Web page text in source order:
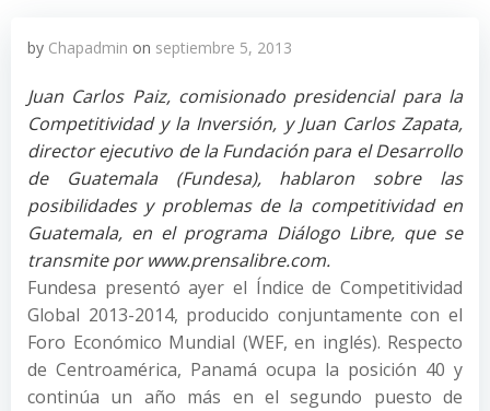
by Chapadmin on septiembre 5, 2013
Juan Carlos Paiz, comisionado presidencial para la
Competitividad y la Inversión, y Juan Carlos Zapata,
director ejecutivo de la Fundación para el Desarrollo
de Guatemala (Fundesa), hablaron sobre las
posibilidades y problemas de la competitividad en
Guatemala, en el programa Diálogo Libre, que se
transmite por www.prensalibre.com.
Fundesa presentó ayer el Índice de Competitividad
Global 2013-2014, producido conjuntamente con el
Foro Económico Mundial (WEF, en inglés). Respecto
de Centroamérica, Panamá ocupa la posición 40 y
continúa un año más en el segundo puesto de